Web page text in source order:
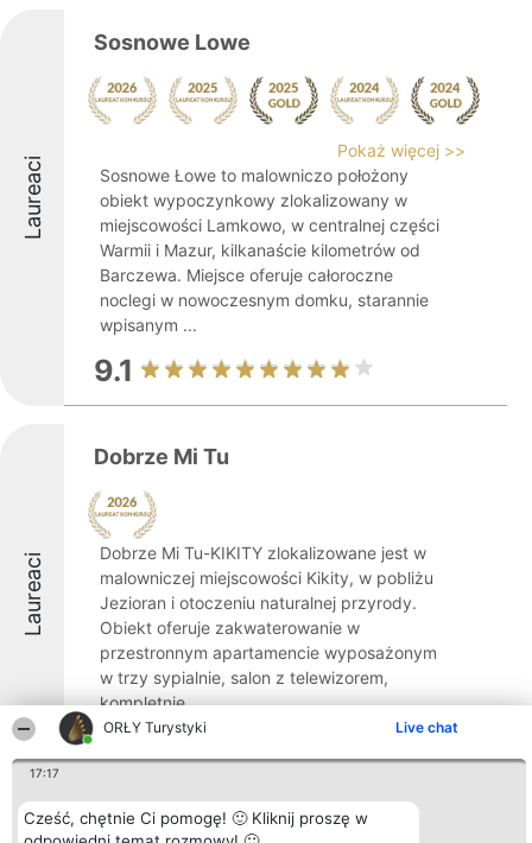
ORŁY Turystyki Live chat
17:17
Cześć, chętnie Ci pomogę! 🙂 Kliknij proszę w
Laureaci
Sosnowe Lowe
Pokaż więcej >>
Sosnowe Łowe to malowniczo położony
obiekt wypoczynkowy zlokalizowany w
miejscowości Lamkowo, w centralnej części
Warmii i Mazur, kilkanaście kilometrów od
Barczewa. Miejsce oferuje całoroczne
noclegi w nowoczesnym domku, starannie
wpisanym ...
9.1
Laureaci
Dobrze Mi Tu
Dobrze Mi Tu-KIKITY zlokalizowane jest w
malowniczej miejscowości Kikity, w pobliżu
Jezioran i otoczeniu naturalnej przyrody.
Obiekt oferuje zakwaterowanie w
przestronnym apartamencie wyposażonym
w trzy sypialnie, salon z telewizorem,
kompletnie ...
Ostoja Leśna Cisza